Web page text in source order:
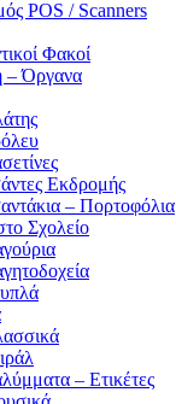
POS / Scanners
Φακοί
– Όργανα
Εκδρομής
– Πορτοφόλια
Σχολείο
– Ετικέτες